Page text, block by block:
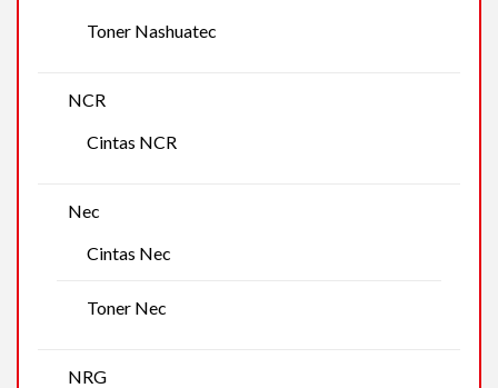
Toner Nashuatec
NCR
Cintas NCR
Nec
Cintas Nec
Toner Nec
NRG